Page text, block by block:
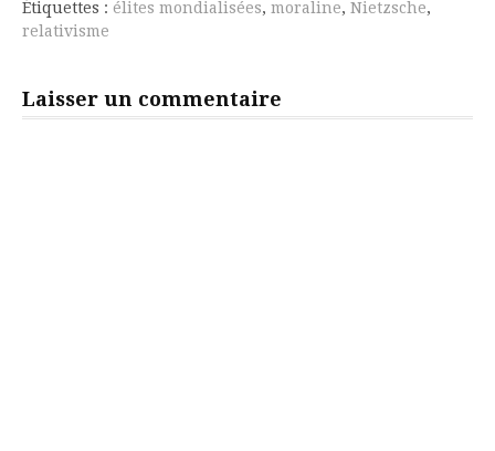
Étiquettes : élites mondialisées, moraline, Nietzsche,
relativisme
Laisser un commentaire